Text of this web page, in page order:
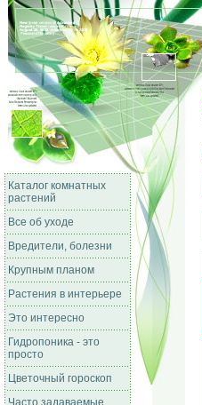
Каталог комнатных
растений
Все об уходе
Вредители, болезни
Крупным планом
Растения в интерьере
Это интересно
Гидропоника - это
просто
Цветочный гороскоп
Часто задаваемые